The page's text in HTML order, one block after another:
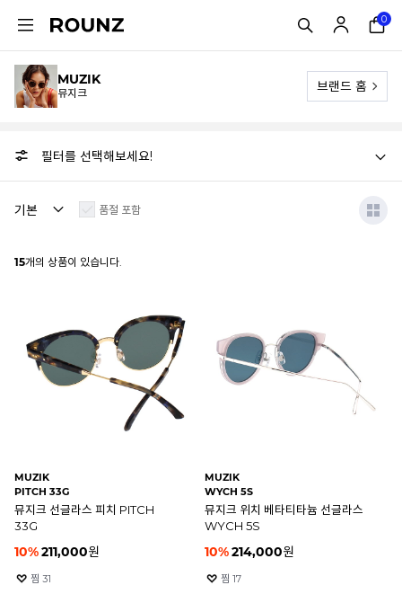
0
MUZIK
뮤지크 브랜드 홈
필터를 선택해보세요!
품절 포함
15개의 상품이 있습니다.
MUZIK
PITCH 33G
뮤지크 선글라스 피치 PITCH
33G
10%211,000원
찜 31
MUZIK
WYCH 5S
뮤지크 위치 베타티타늄 선글라스
WYCH 5S
10%214,000원
찜 17